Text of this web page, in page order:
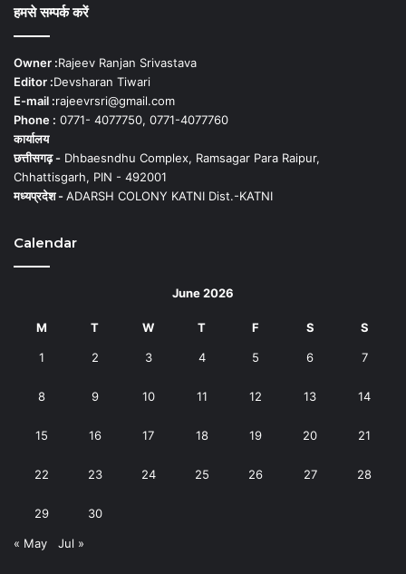
हमसे सम्पर्क करें
Owner :Rajeev Ranjan Srivastava
Editor :Devsharan Tiwari
E-mail :rajeevrsri@gmail.com
Phone : 0771- 4077750, 0771-4077760
कार्यालय
छत्तीसगढ़ - Dhbaesndhu Complex, Ramsagar Para Raipur,
Chhattisgarh, PIN - 492001
मध्यप्रदेश -ADARSH COLONY KATNI Dist.-KATNI
Calendar
June 2026
M T W T F S S
1 2 3 4 5 6 7
8 9 10 11 12 13 14
15 16 17 18 19 20 21
22 23 24 25 26 27 28
29 30
« May Jul »